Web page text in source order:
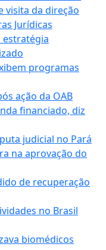
visita da direção
Jurídicas
estratégia
programas
ação da OAB
financiado, diz
judicial no Pará
na aprovação do
de recuperação
no Brasil
biomédicos